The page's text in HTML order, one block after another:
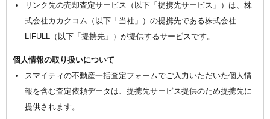
リンク先の売却査定サービス（以下「提携先サービス」）は、株
式会社カカクコム（以下「当社」）の提携先である株式会社
LIFULL（以下「提携先」）が提供するサービスです。
個人情報の取り扱いについて
スマイティの不動産一括査定フォームでご入力いただいた個人情
報を含む査定依頼データは、提携先サービス提供のため提携先に
提供されます。